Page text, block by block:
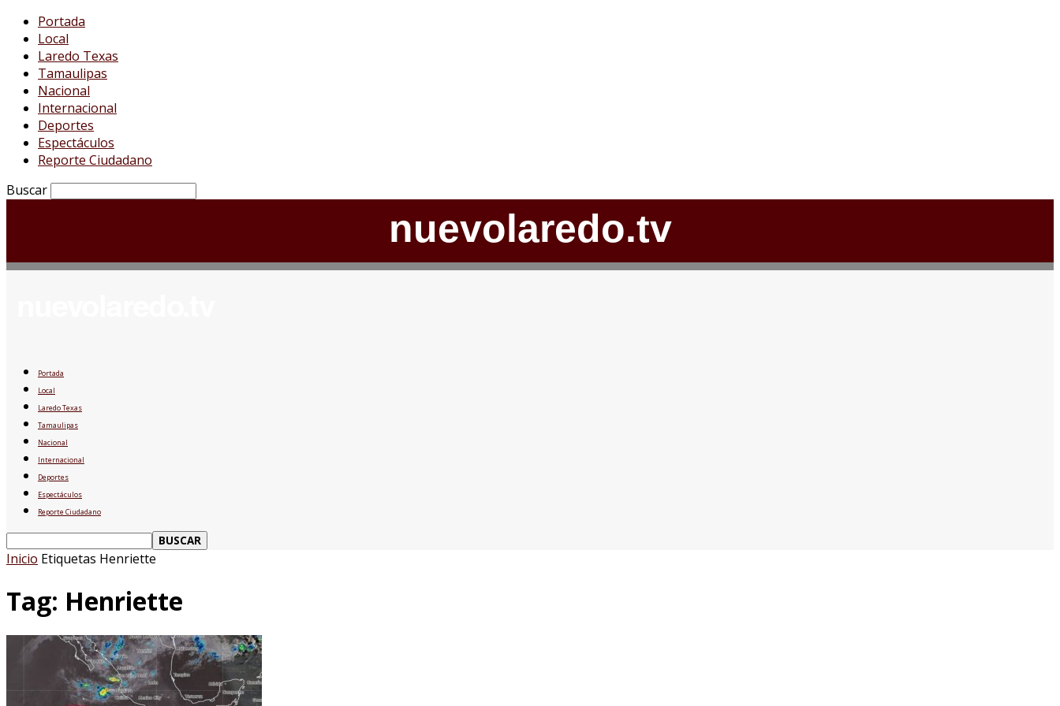
Portada
Local
Laredo Texas
Tamaulipas
Nacional
Internacional
Deportes
Espectáculos
Reporte Ciudadano
Buscar
nuevolaredo.tv
Portada
Local
Laredo Texas
Tamaulipas
Nacional
Internacional
Deportes
Espectáculos
Reporte Ciudadano
Inicio Etiquetas Henriette
Tag: Henriette